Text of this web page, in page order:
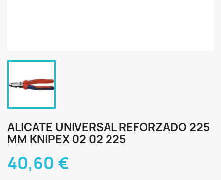
ALICATE UNIVERSAL REFORZADO 225
MM KNIPEX 02 02 225
40,60 €